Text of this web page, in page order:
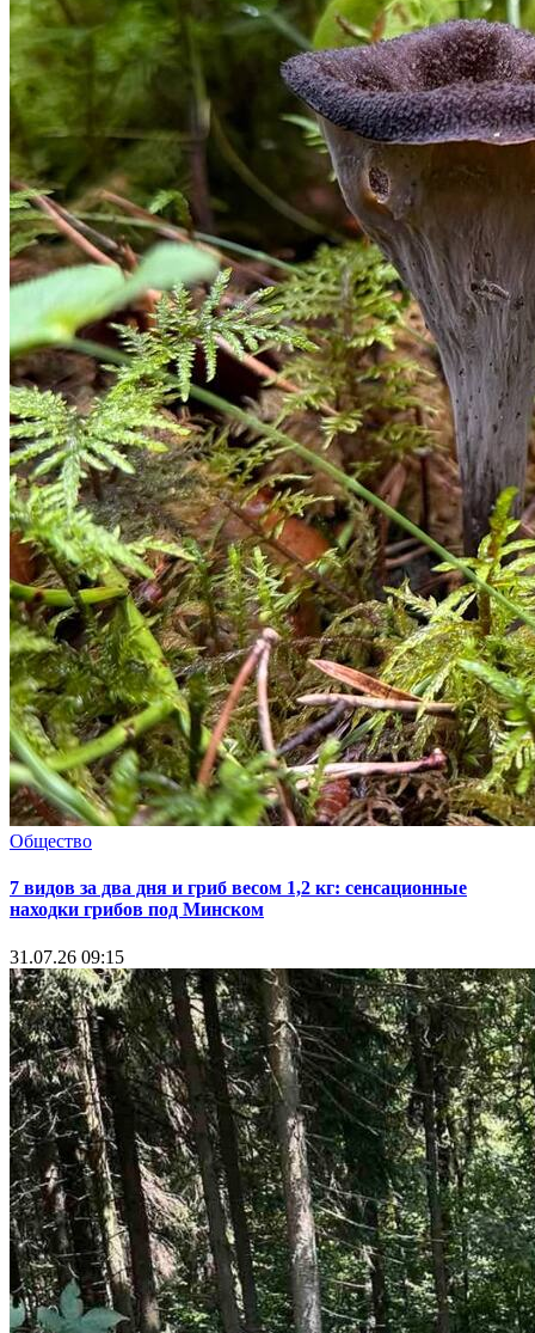
Общество
7 видов за два дня и гриб весом 1,2 кг: сенсационные
находки грибов под Минском
31.07.26 09:15